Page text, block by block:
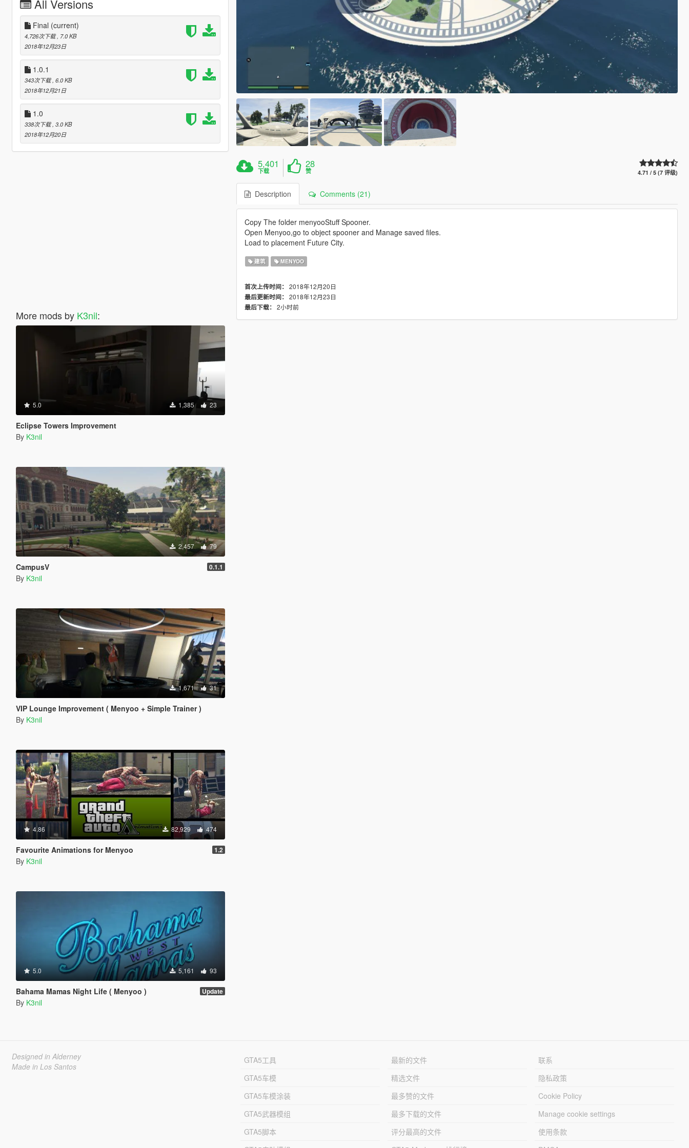
All Versions
Final (current)
4,726次下载 , 7.0 KB
2018年12月23日
1.0.1
343次下载 , 6.0 KB
2018年12月21日
1.0
338次下载 , 3.0 KB
2018年12月20日
More mods by K3nil:
5.0 1,385 23
Eclipse Towers Improvement
By K3nil
2,457 79
CampusV 0.1.1
By K3nil
1,671 31
VIP Lounge Improvement ( Menyoo + Simple Trainer )
By K3nil
4.86 82,929 474
Favourite Animations for Menyoo 1.2
By K3nil
5.0 5,161 93
Bahama Mamas Night Life ( Menyoo ) Update
By K3nil
5,401
下载
28
赞 4.71 / 5 (7 评级)
Description Comments (21)
Copy The folder menyooStuff Spooner.
Open Menyoo,go to object spooner and Manage saved files.
Load to placement Future City.
建筑 MENYOO
首次上传时间： 2018年12月20日
最后更新时间： 2018年12月23日
最后下载： 2小时前
Designed in Alderney
Made in Los Santos
GTA5工具
GTA5车模
GTA5车模涂装
GTA5武器模组
GTA5脚本
最新的文件
精选文件
最多赞的文件
最多下载的文件
评分最高的文件
联系
隐私政策
Cookie Policy
Manage cookie settings
使用条款